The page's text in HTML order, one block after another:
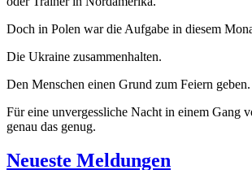
Doch in Polen war die Aufgabe in diesem
Die Ukraine zusammenhalten.
Den Menschen einen Grund zum Feiern geben.
Für eine unvergessliche Nacht in einem Gang
genau das genug.
Neueste Meldungen